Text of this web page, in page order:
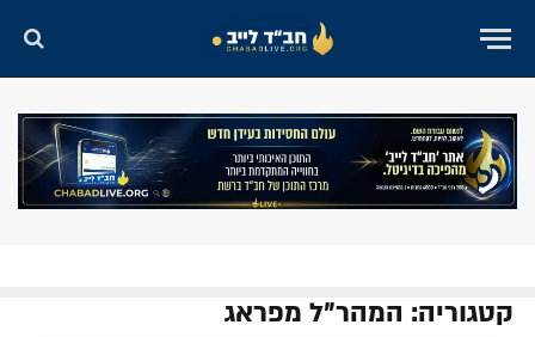
קטגוריה: המהר"ל מפראג